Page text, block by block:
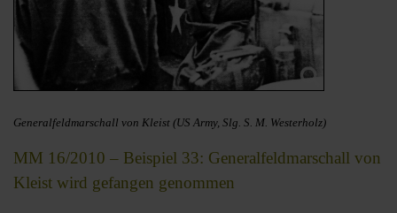
Generalfeldmarschall von Kleist (US Army, Slg. S. M. Westerholz)
MM 16/2010 – Beispiel 33: Generalfeldmarschall von
Kleist wird gefangen genommen